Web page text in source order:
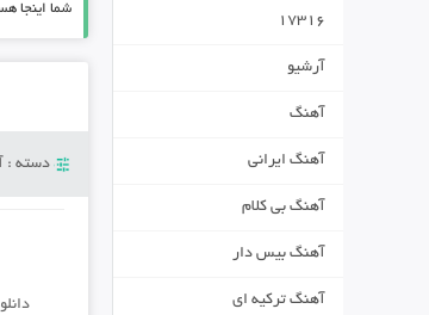
شما اینجا
دسته :
17316
آرشیو
آهنگ
آهنگ ایرانی
آهنگ بی کلام
آهنگ بیس دار
آهنگ ترکیه ای